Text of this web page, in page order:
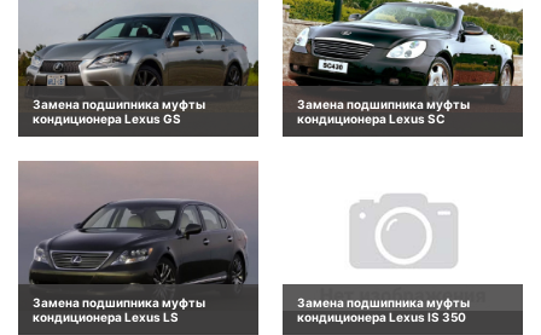
Замена подшипника муфты
кондиционера Lexus GS
Замена подшипника муфты
кондиционера Lexus SC
Замена подшипника муфты
кондиционера Lexus LS
Замена подшипника муфты
кондиционера Lexus IS 350